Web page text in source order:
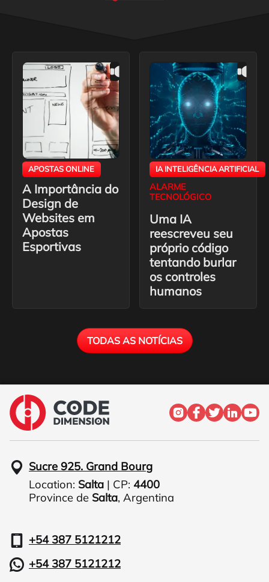
APOSTAS ONLINE
A Importância do
Design de
Websites em
Apostas
Esportivas
IA INTELIGÊNCIA ARTIFICIAL
ALARME
TECNOLÓGICO
Uma IA
reescreveu seu
próprio código
tentando burlar
os controles
humanos
TODAS AS NOTÍCIAS
Sucre 925. Grand Bourg
Location: Salta | CP: 4400
Province de Salta, Argentina
+54 387 5121212
+54 387 5121212